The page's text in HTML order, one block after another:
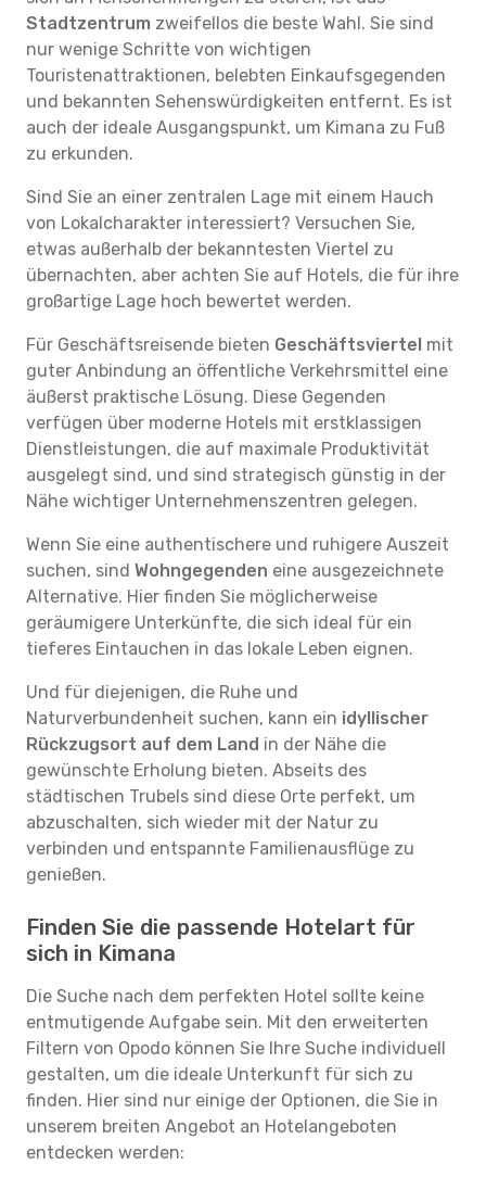
Stadtzentrum zweifellos die beste Wahl. Sie sind
nur wenige Schritte von wichtigen
Touristenattraktionen, belebten Einkaufsgegenden
und bekannten Sehenswürdigkeiten entfernt. Es ist
auch der ideale Ausgangspunkt, um Kimana zu Fuß
zu erkunden.
Sind Sie an einer zentralen Lage mit einem Hauch
von Lokalcharakter interessiert? Versuchen Sie,
etwas außerhalb der bekanntesten Viertel zu
übernachten, aber achten Sie auf Hotels, die für ihre
großartige Lage hoch bewertet werden.
Für Geschäftsreisende bieten Geschäftsviertel mit
guter Anbindung an öffentliche Verkehrsmittel eine
äußerst praktische Lösung. Diese Gegenden
verfügen über moderne Hotels mit erstklassigen
Dienstleistungen, die auf maximale Produktivität
ausgelegt sind, und sind strategisch günstig in der
Nähe wichtiger Unternehmenszentren gelegen.
Wenn Sie eine authentischere und ruhigere Auszeit
suchen, sind Wohngegenden eine ausgezeichnete
Alternative. Hier finden Sie möglicherweise
geräumigere Unterkünfte, die sich ideal für ein
tieferes Eintauchen in das lokale Leben eignen.
Und für diejenigen, die Ruhe und
Naturverbundenheit suchen, kann ein idyllischer
Rückzugsort auf dem Land in der Nähe die
gewünschte Erholung bieten. Abseits des
städtischen Trubels sind diese Orte perfekt, um
abzuschalten, sich wieder mit der Natur zu
verbinden und entspannte Familienausflüge zu
genießen.
Finden Sie die passende Hotelart für
sich in Kimana
Die Suche nach dem perfekten Hotel sollte keine
entmutigende Aufgabe sein. Mit den erweiterten
Filtern von Opodo können Sie Ihre Suche individuell
gestalten, um die ideale Unterkunft für sich zu
finden. Hier sind nur einige der Optionen, die Sie in
unserem breiten Angebot an Hotelangeboten
entdecken werden: